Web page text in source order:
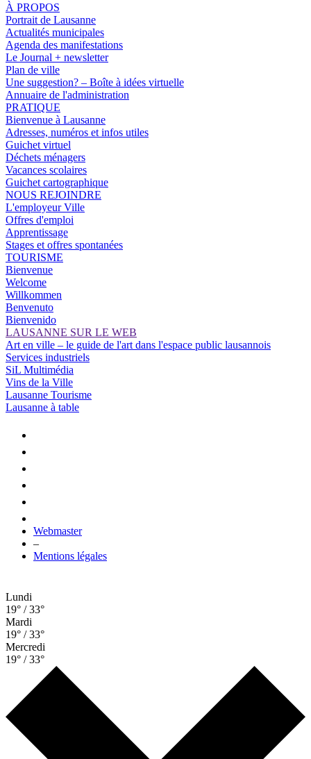
À PROPOS
Portrait de Lausanne
Actualités municipales
Agenda des manifestations
Le Journal + newsletter
Plan de ville
Une suggestion? – Boîte à idées virtuelle
Annuaire de l'administration
PRATIQUE
Bienvenue à Lausanne
Adresses, numéros et infos utiles
Guichet virtuel
Déchets ménagers
Vacances scolaires
Guichet cartographique
NOUS REJOINDRE
L'employeur Ville
Offres d'emploi
Apprentissage
Stages et offres spontanées
TOURISME
Bienvenue
Welcome
Willkommen
Benvenuto
Bienvenido
LAUSANNE SUR LE WEB
Art en ville – le guide de l'art dans l'espace public lausannois
Services industriels
SiL Multimédia
Vins de la Ville
Lausanne Tourisme
Lausanne à table
Webmaster
–
Mentions légales
Lundi
19° / 33°
Mardi
19° / 33°
Mercredi
19° / 33°